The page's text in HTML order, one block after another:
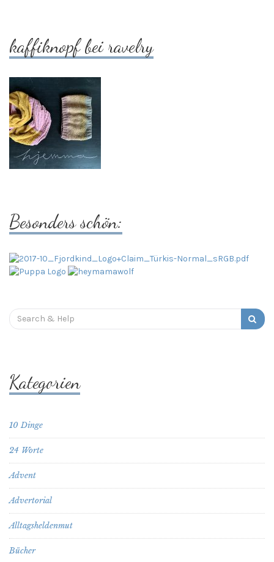
kaffiknopf bei ravelry
Besonders schön:
Search
for:
Kategorien
10 Dinge
24 Worte
Advent
Advertorial
Alltagsheldenmut
Bücher